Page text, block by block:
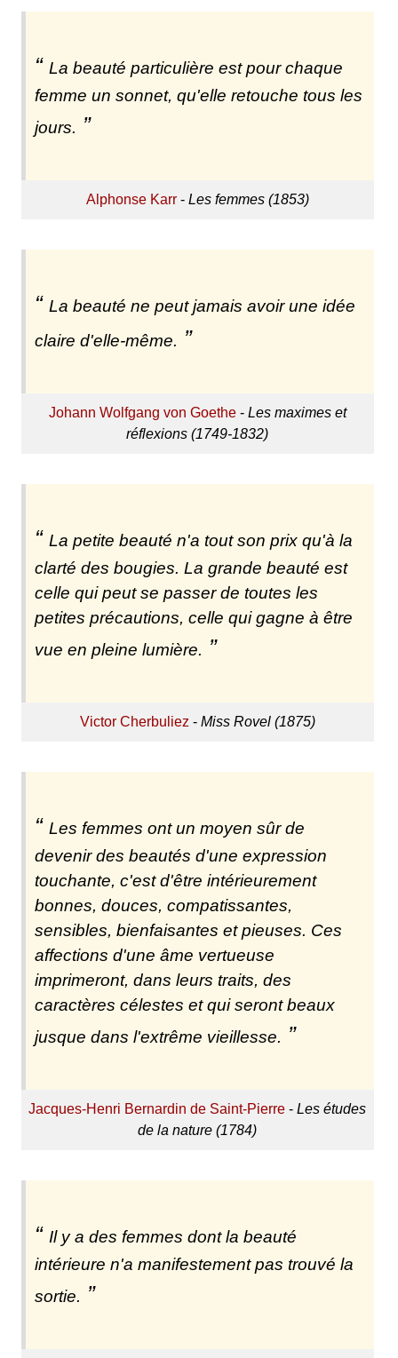
La beauté particulière est pour chaque
femme un sonnet, qu'elle retouche tous les
jours.
Alphonse Karr- Les femmes (1853)
La beauté ne peut jamais avoir une idée
claire d'elle-même.
Johann Wolfgang von Goethe- Les maximes et
réflexions (1749-1832)
La petite beauté n'a tout son prix qu'à la
clarté des bougies. La grande beauté est
celle qui peut se passer de toutes les
petites précautions, celle qui gagne à être
vue en pleine lumière.
Victor Cherbuliez - Miss Rovel (1875)
Les femmes ont un moyen sûr de
devenir des beautés d'une expression
touchante, c'est d'être intérieurement
bonnes, douces, compatissantes,
sensibles, bienfaisantes et pieuses. Ces
affections d'une âme vertueuse
imprimeront, dans leurs traits, des
caractères célestes et qui seront beaux
jusque dans l'extrême vieillesse.
Jacques-Henri Bernardin de Saint-Pierre -Les études
de la nature (1784)
Il y a des femmes dont la beauté
intérieure n'a manifestement pas trouvé la
sortie.